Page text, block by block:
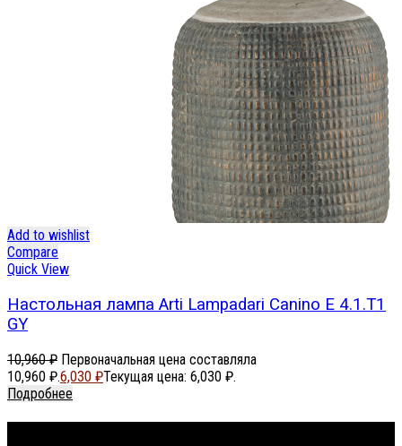
Add to wishlist
Compare
Quick View
Настольная лампа Arti Lampadari Canino E 4.1.T1
GY
10,960₽ Первоначальная цена составляла
10,960 ₽.6,030 ₽Текущая цена: 6,030 ₽.
Подробнее